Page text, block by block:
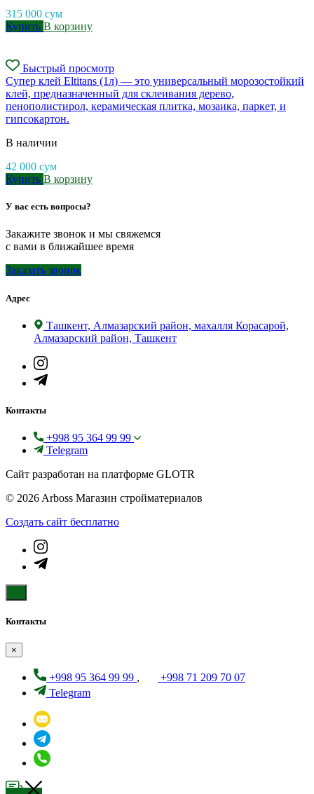
315 000 сум
Купить В корзину
Быстрый просмотр
Супер клей Eltitans (1л) — это универсальный морозостойкий
клей, предназначенный для склеивания дерево,
пенополистирол, керамическая плитка, мозаика, паркет, и
гипсокартон.
В наличии
42 000 сум
Купить В корзину
У вас есть вопросы?
Закажите звонок и мы свяжемся
с вами в ближайшее время
Заказать звонок
Адрес
Ташкент, Алмазарский район, махалля Корасарой,
Алмазарский район, Ташкент
Контакты
+998 95 364 99 99
Telegram
Сайт разработан на платформе GLOTR
© 2026 Arboss Магазин стройматериалов
Создать cайт бесплатно
Контакты
×
+998 95 364 99 99 ,
+998 71 209 70 07
Telegram